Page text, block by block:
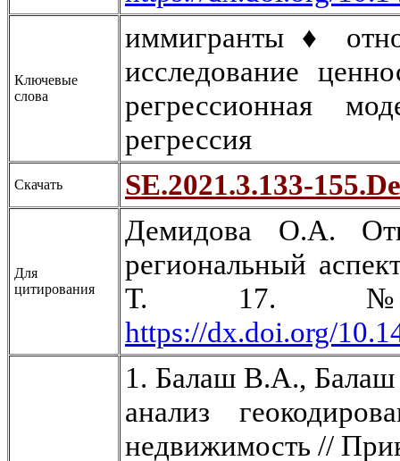
Ключевые
слова
иммигранты ♦
исследование
регрессионная
регрессия
Скачать SE.2021.3.133-
Для
цитирования
Демидова О.А.
региональный
Т. 17. №
https://dx.doi.org/
1. Балаш В.А.,
анализ
недвижимость //